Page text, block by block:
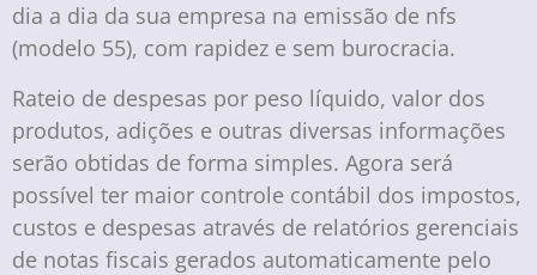
dia a dia da sua empresa na emissão de nfs
(modelo 55), com rapidez e sem burocracia.
Rateio de despesas por peso líquido, valor dos
produtos, adições e outras diversas informações
serão obtidas de forma simples. Agora será
possível ter maior controle contábil dos impostos,
custos e despesas através de relatórios gerenciais
de notas fiscais gerados automaticamente pelo